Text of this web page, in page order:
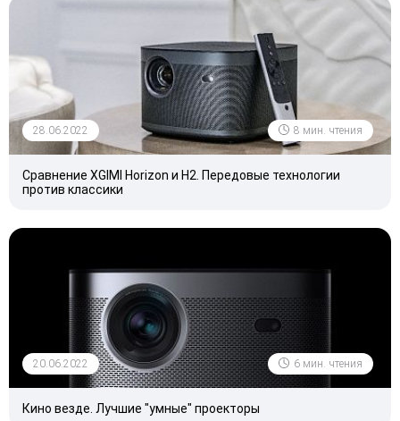
28.06.2022 8 мин. чтения
Сравнение XGIMI Horizon и H2. Передовые технологии
против классики
20.06.2022 6 мин. чтения
Кино везде. Лучшие "умные" проекторы